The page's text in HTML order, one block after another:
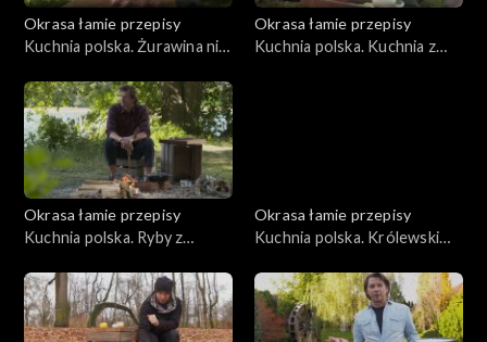
Okrasa łamie przepisy
Kuchnia polska. Żurawina nie
Okrasa łamie przepisy
Kuchnia polska. Kuchnia z
Okrasa łamie przepisy
Kuchnia polska. Ryby z
Okrasa łamie przepisy
Kuchnia polska. Królewski